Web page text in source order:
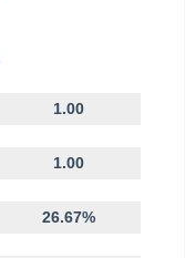
1.00
1.00
26.67%